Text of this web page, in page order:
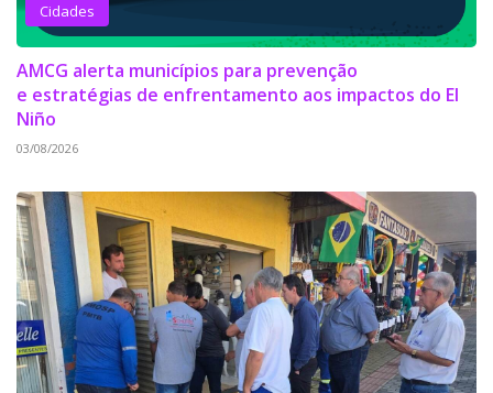
Cidades
AMCG alerta municípios para prevenção
e estratégias de enfrentamento aos impactos do El
Niño
03/08/2026